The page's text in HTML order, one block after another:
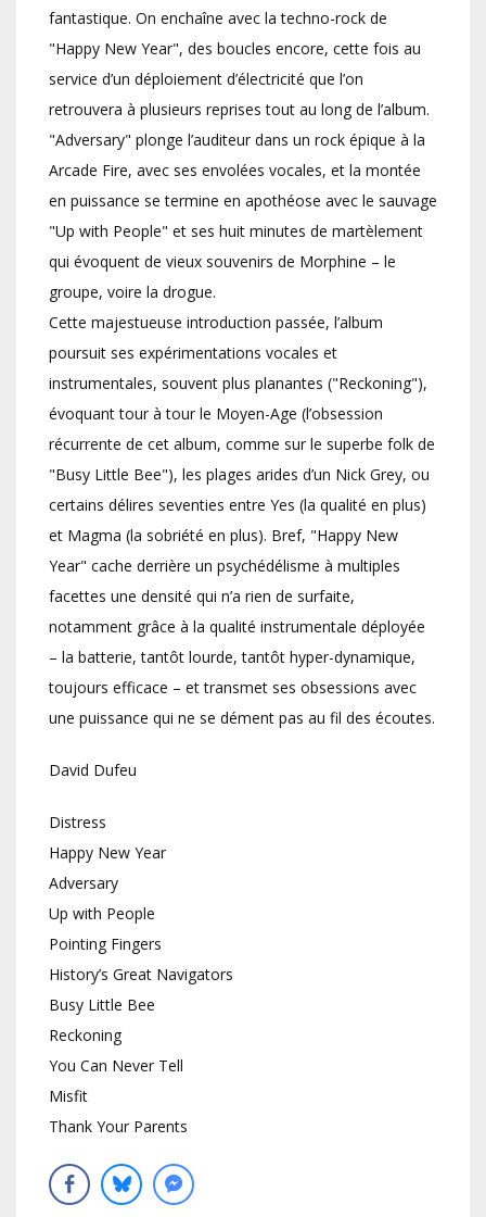
fantastique. On enchaîne avec la techno-rock de
"Happy New Year", des boucles encore, cette fois au
service d’un déploiement d’électricité que l’on
retrouvera à plusieurs reprises tout au long de l’album.
"Adversary" plonge l’auditeur dans un rock épique à la
Arcade Fire, avec ses envolées vocales, et la montée
en puissance se termine en apothéose avec le sauvage
"Up with People" et ses huit minutes de martèlement
qui évoquent de vieux souvenirs de Morphine – le
groupe, voire la drogue.
Cette majestueuse introduction passée, l’album
poursuit ses expérimentations vocales et
instrumentales, souvent plus planantes ("Reckoning"),
évoquant tour à tour le Moyen-Age (l’obsession
récurrente de cet album, comme sur le superbe folk de
"Busy Little Bee"), les plages arides d’un Nick Grey, ou
certains délires seventies entre Yes (la qualité en plus)
et Magma (la sobriété en plus). Bref, "Happy New
Year" cache derrière un psychédélisme à multiples
facettes une densité qui n’a rien de surfaite,
notamment grâce à la qualité instrumentale déployée
– la batterie, tantôt lourde, tantôt hyper-dynamique,
toujours efficace – et transmet ses obsessions avec
une puissance qui ne se dément pas au fil des écoutes.
David Dufeu
Distress
Happy New Year
Adversary
Up with People
Pointing Fingers
History’s Great Navigators
Busy Little Bee
Reckoning
You Can Never Tell
Misfit
Thank Your Parents